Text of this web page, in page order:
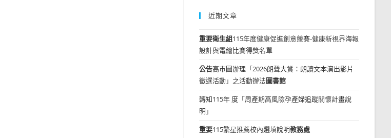
近期文章
重要衛生組115年度健康促進創意競賽-健康新視界海報
設計與電繪比賽得獎名單
公告高市圖辦理「2026朗聲大賞：朗讀文本演出影片
徵選活動」之活動辦法圖書館
轉知115年 度「周產期高風險孕產婦追蹤關懷計畫說
明」
重要115繁星推薦校內選填說明教務處